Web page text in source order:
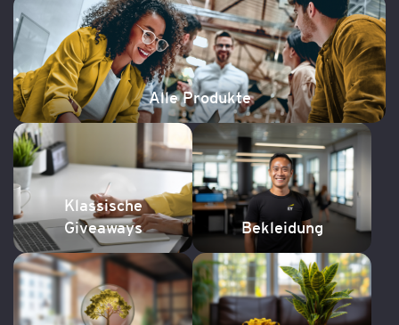
Alle Produkte
Klassische
Giveaways
Bekleidung